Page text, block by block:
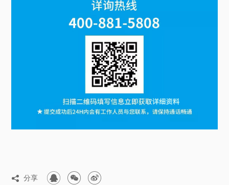
 分享   